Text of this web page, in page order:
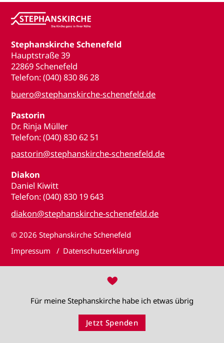
Stephanskirche Schenefeld
Hauptstraße 39
22869 Schenefeld
Telefon: (040) 830 86 28
buero@stephanskirche-schenefeld.de
Pastorin
Dr. Rinja Müller
Telefon: (040) 830 62 51
pastorin@stephanskirche-schenefeld.de
Diakon
Daniel Kiwitt
Telefon: (040) 830 19 643
diakon@stephanskirche-schenefeld.de
© 2026 Stephanskirche Schenefeld
Impressum
Datenschutzerklärung
♥
Für meine Stephanskirche habe ich etwas übrig
Jetzt Spenden